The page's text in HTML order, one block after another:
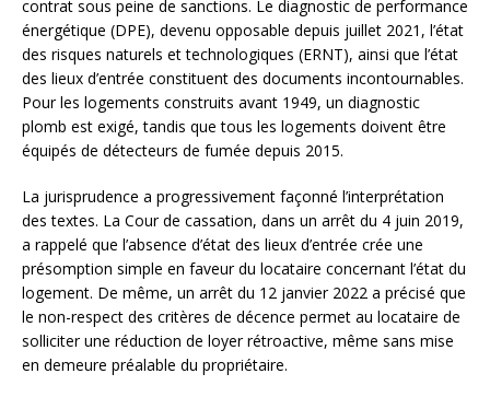
contrat sous peine de sanctions. Le diagnostic de performance
énergétique (DPE), devenu opposable depuis juillet 2021, l’état
des risques naturels et technologiques (ERNT), ainsi que l’état
des lieux d’entrée constituent des documents incontournables.
Pour les logements construits avant 1949, un diagnostic
plomb est exigé, tandis que tous les logements doivent être
équipés de détecteurs de fumée depuis 2015.
La jurisprudence a progressivement façonné l’interprétation
des textes. La Cour de cassation, dans un arrêt du 4 juin 2019,
a rappelé que l’absence d’état des lieux d’entrée crée une
présomption simple en faveur du locataire concernant l’état du
logement. De même, un arrêt du 12 janvier 2022 a précisé que
le non-respect des critères de décence permet au locataire de
solliciter une réduction de loyer rétroactive, même sans mise
en demeure préalable du propriétaire.